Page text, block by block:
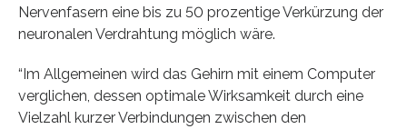
Nervenfasern eine bis zu 50 prozentige Verkürzung der
neuronalen Verdrahtung möglich wäre.
“Im Allgemeinen wird das Gehirn mit einem Computer
verglichen, dessen optimale Wirksamkeit durch eine
Vielzahl kurzer Verbindungen zwischen den